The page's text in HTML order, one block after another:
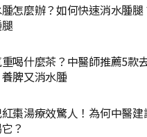
怎麼辦？如何快速消水腫
喝什麼茶？中醫師推薦5款
脾又消水腫
棗湯療效驚人！為何中醫
？